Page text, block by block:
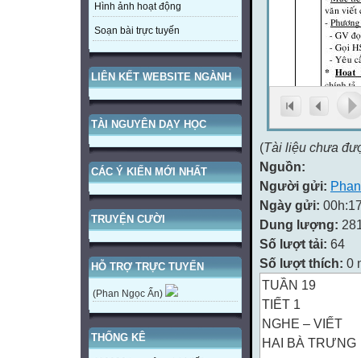
Hình ảnh hoạt động
Soạn bài trực tuyến
LIÊN KẾT WEBSITE NGÀNH
TÀI NGUYÊN DẠY HỌC
CÁC Ý KIẾN MỚI NHẤT
TRUYỆN CƯỜI
HỖ TRỢ TRỰC TUYẾN
(Phan Ngọc Ẩn)
THỐNG KÊ
(Tài liệu chưa
Nguồn:
Người gửi:
Ngày gửi:
Dung lượng:
Số lượt tải: 64
Số lượt thích: 0
TUẦN 19
TIẾT 1
NGHE – VIẾT
HAI BÀ TRƯNG